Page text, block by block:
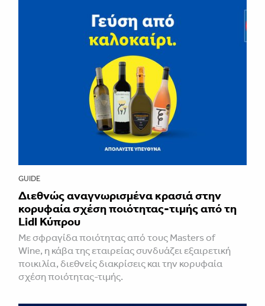
GUIDE
Διεθνώς αναγνωρισμένα κρασιά στην
κορυφαία σχέση ποιότητας-τιμής από τη
Lidl Κύπρου
Με σφραγίδα ποιότητας από τους Masters of
Wine, η κάβα της εταιρείας συνδυάζει εξαιρετική
ποικιλία, διεθνείς διακρίσεις και την κορυφαία
σχέση ποιότητας-τιμής.